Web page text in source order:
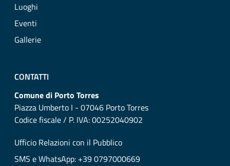
Luoghi
Eventi
Gallerie
CONTATTI
Comune di Porto Torres
Piazza Umberto I - 07046 Porto Torres
Codice fiscale / P. IVA: 00252040902
Ufficio Relazioni con il Pubblico
SMS e WhatsApp: +39 0797000669